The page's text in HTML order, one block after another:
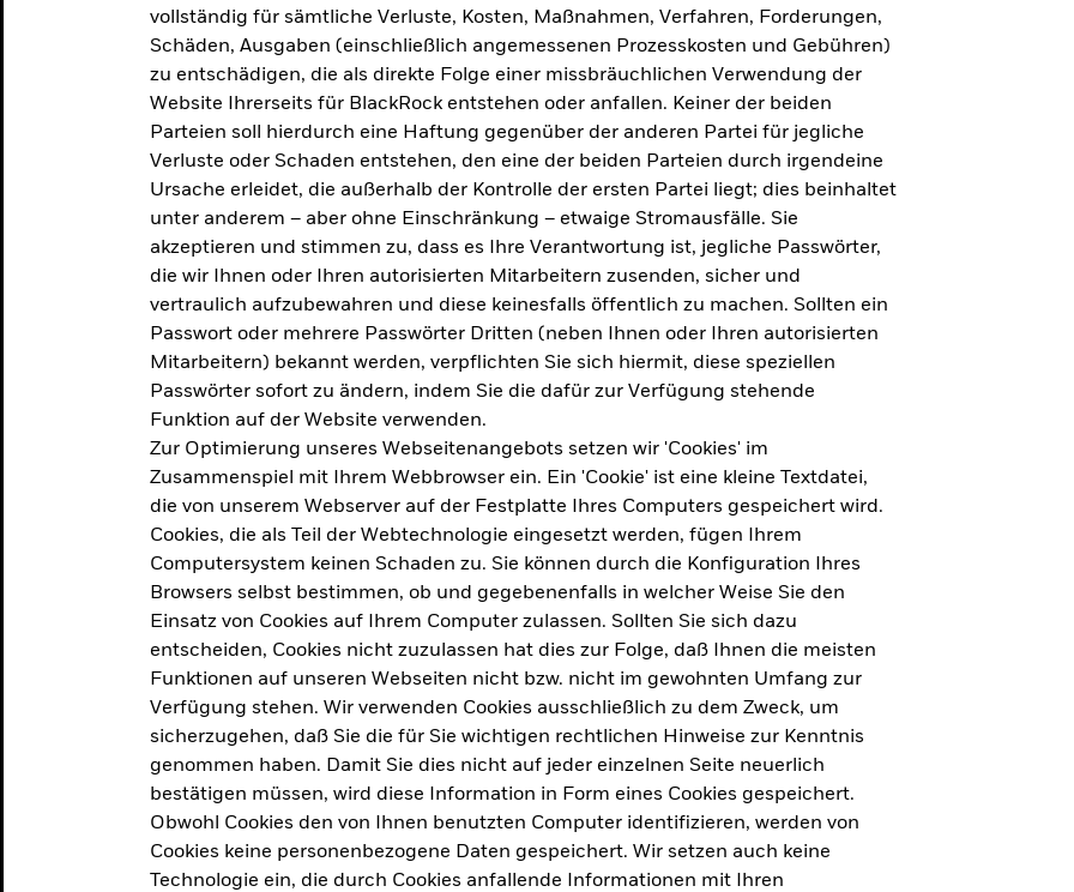
Die
in
das am
verfolgt das
demografische und
Vorschläge, um das
Den Bericht für Deutschland herunterladen
Den Bericht für Europa herunterladen
vollständig für sämtliche Verluste, Kosten, Maßnahmen, Verfahren, Forderungen,
Schäden, Ausgaben (einschließlich angemessenen Prozesskosten und Gebühren)
zu entschädigen, die als direkte Folge einer missbräuchlichen Verwendung der
Website Ihrerseits für BlackRock entstehen oder anfallen. Keiner der beiden
Parteien soll hierdurch eine Haftung gegenüber der anderen Partei für jegliche
Verluste oder Schaden entstehen, den eine der beiden Parteien durch irgendeine
Ursache erleidet, die außerhalb der Kontrolle der ersten Partei liegt; dies beinhaltet
unter anderem – aber ohne Einschränkung – etwaige Stromausfälle. Sie
akzeptieren und stimmen zu, dass es Ihre Verantwortung ist, jegliche Passwörter,
die wir Ihnen oder Ihren autorisierten Mitarbeitern zusenden, sicher und
vertraulich aufzubewahren und diese keinesfalls öffentlich zu machen. Sollten ein
Passwort oder mehrere Passwörter Dritten (neben Ihnen oder Ihren autorisierten
Mitarbeitern) bekannt werden, verpflichten Sie sich hiermit, diese speziellen
Passwörter sofort zu ändern, indem Sie die dafür zur Verfügung stehende
Funktion auf der Website verwenden.
Zur Optimierung unseres Webseitenangebots setzen wir 'Cookies' im
Zusammenspiel mit Ihrem Webbrowser ein. Ein 'Cookie' ist eine kleine Textdatei,
die von unserem Webserver auf der Festplatte Ihres Computers gespeichert wird.
Cookies, die als Teil der Webtechnologie eingesetzt werden, fügen Ihrem
Computersystem keinen Schaden zu. Sie können durch die Konfiguration Ihres
Browsers selbst bestimmen, ob und gegebenenfalls in welcher Weise Sie den
Einsatz von Cookies auf Ihrem Computer zulassen. Sollten Sie sich dazu
entscheiden, Cookies nicht zuzulassen hat dies zur Folge, daß Ihnen die meisten
Funktionen auf unseren Webseiten nicht bzw. nicht im gewohnten Umfang zur
Verfügung stehen. Wir verwenden Cookies ausschließlich zu dem Zweck, um
sicherzugehen, daß Sie die für Sie wichtigen rechtlichen Hinweise zur Kenntnis
genommen haben. Damit Sie dies nicht auf jeder einzelnen Seite neuerlich
bestätigen müssen, wird diese Information in Form eines Cookies gespeichert.
Obwohl Cookies den von Ihnen benutzten Computer identifizieren, werden von
Cookies keine personenbezogene Daten gespeichert. Wir setzen auch keine
Technologie ein, die durch Cookies anfallende Informationen mit Ihren